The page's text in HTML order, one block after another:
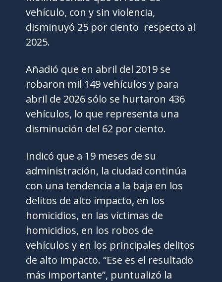
vehículo, con y sin violencia,
disminuyó 25 por ciento respecto al
2025.
Añadió que en abril del 2019 se
robaron mil 149 vehículos y para
abril de 2026 sólo se hurtaron 436
vehículos, lo que representa una
disminución del 62 por ciento.
Indicó que a 19 meses de su
administración, la ciudad continúa
con una tendencia a la baja en los
delitos de alto impacto, en los
homicidios, en las víctimas de
homicidios, en los robos de
vehículos y en los principales delitos
de alto impacto. “Ese es el resultado
más importante”, puntualizó la